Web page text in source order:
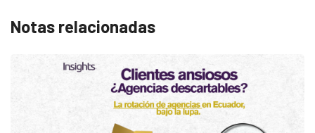
Notas relacionadas